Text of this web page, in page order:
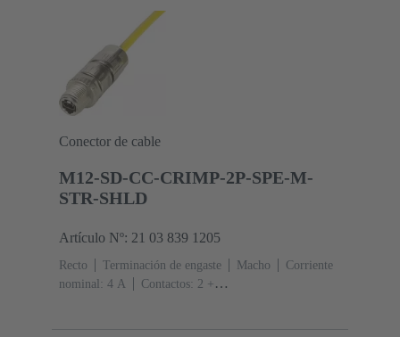
Conector de cable
M12-SD-CC-CRIMP-2P-SPE-M-
STR-SHLD
Artículo Nº: 21 03 839 1205
Recto Terminación de engaste Macho
Corriente
nominal: ‌4 A
Contactos: 2 +